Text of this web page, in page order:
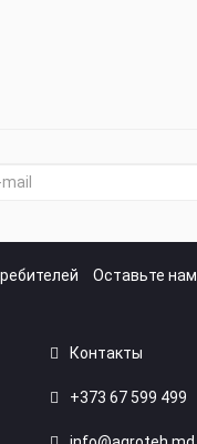
Оставьте нам
Контакты
+373 67 599 499